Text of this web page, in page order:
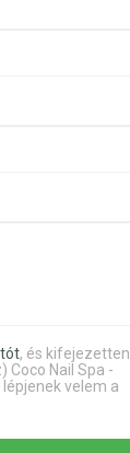
, és kifejezetten
Nail Spa -
velem a